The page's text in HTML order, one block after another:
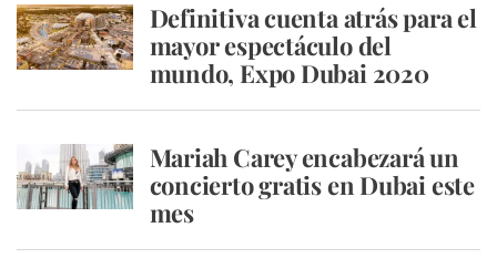
Definitiva cuenta atrás para el
mayor espectáculo del
mundo, Expo Dubai 2020
Mariah Carey encabezará un
concierto gratis en Dubai este
mes